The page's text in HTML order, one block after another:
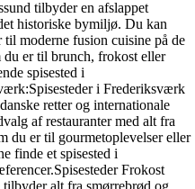
tilbyder en afslappet
historiske bymiljø. Du kan
moderne fusion cuisine på de
du er til brunch, frokost eller
spisested i
i Frederiksværk
retter og internationale
af restauranter med alt fra
du er til gourmetoplevelser eller
finde et spisested i
Frokost
alt fra smørrebrød og